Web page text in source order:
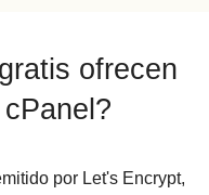
ofrecen
por Let's Encrypt,